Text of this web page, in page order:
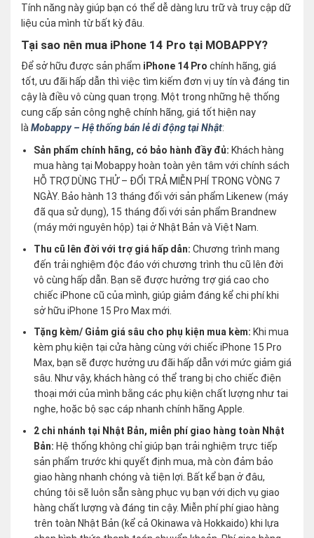
Tính năng này giúp bạn có thể dễ dàng lưu trữ và truy cập dữ
liệu của mình từ bất kỳ đâu.
Tại sao nên mua iPhone 14 Pro tại MOBAPPY?
Để sở hữu được sản phẩm iPhone 14 Pro chính hãng, giá
tốt, ưu đãi hấp dẫn thì việc tìm kiếm đơn vị uy tín và đáng tin
cậy là điều vô cùng quan trọng. Một trong những hệ thống
cung cấp sản công nghệ chính hãng, giá tốt hiện nay
làMobappy – Hệ thống bán lẻ di động tại Nhật:
Sản phẩm chính hãng, có bảo hành đầy đủ: Khách hàng
mua hàng tại Mobappy hoàn toàn yên tâm với chính sách
HỖ TRỢ DÙNG THỬ – ĐỔI TRẢ MIỄN PHÍ TRONG VÒNG 7
NGÀY. Bảo hành 13 tháng đối với sản phẩm Likenew (máy
đã qua sử dụng), 15 tháng đối với sản phẩm Brandnew
(máy mới nguyên hộp) tại ở Nhật Bản và Việt Nam.
Thu cũ lên đời với trợ giá hấp dẫn:Chương trình mang
đến trải nghiệm độc đáo với chương trình thu cũ lên đời
vô cùng hấp dẫn. Bạn sẽ được hưởng trợ giá cao cho
chiếc iPhone cũ của mình, giúp giảm đáng kể chi phí khi
sở hữu iPhone 15 Pro Max mới.
Tặng kèm/ Giảm giá sâu cho phụ kiện mua kèm: Khi mua
kèm phụ kiện tại cửa hàng cùng với chiếc iPhone 15 Pro
Max, bạn sẽ được hưởng ưu đãi hấp dẫn với mức giảm giá
sâu. Như vậy, khách hàng có thể trang bị cho chiếc điện
thoại mới của mình bằng các phụ kiện chất lượng như tai
nghe, hoặc bộ sạc cáp nhanh chính hãng Apple.
2 chi nhánh tại Nhật Bản, miễn phí giao hàng toàn Nhật
Bản:Hệ thống không chỉ giúp bạn trải nghiệm trực tiếp
sản phẩm trước khi quyết định mua, mà còn đảm bảo
giao hàng nhanh chóng và tiện lợi. Bất kể bạn ở đâu,
chúng tôi sẽ luôn sẵn sàng phục vụ bạn với dịch vụ giao
hàng chất lượng và đáng tin cậy. Miễn phí phí giao hàng
trên toàn Nhật Bản (kể cả Okinawa và Hokkaido) khi lựa